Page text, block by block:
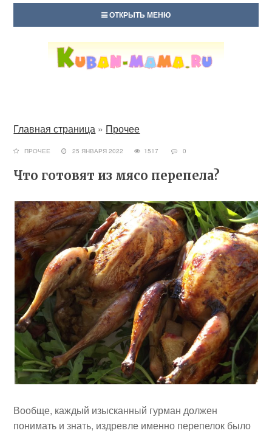
ОТКРЫТЬ МЕНЮ
Главная страница » Прочее
ПРОЧЕЕ 25 ЯНВАРЯ 2022 1517 0
Что готовят из мясо перепела?
Вообще, каждый изысканный гурман должен
понимать и знать, издревле именно перепелок было